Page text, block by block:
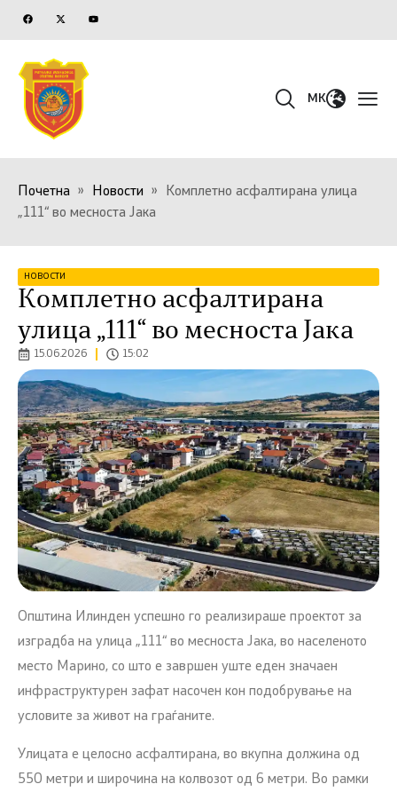
MK
Почетна » Новости »
Комплетно асфалтирана улица
„111“ во месноста Јака
НОВОСТИ
Комплетно асфалтирана
улица „111“ во месноста Јака
15.06.2026 15:02
Општина Илинден успешно го реализираше проектот за
изградба на улица „111“ во месноста Јака, во населеното
место Марино, со што е завршен уште еден значаен
инфраструктурен зафат насочен кон подобрување на
условите за живот на граѓаните.
Улицата е целосно асфалтирана, во вкупна должина од
550 метри и широчина на колвозот од 6 метри. Во рамки